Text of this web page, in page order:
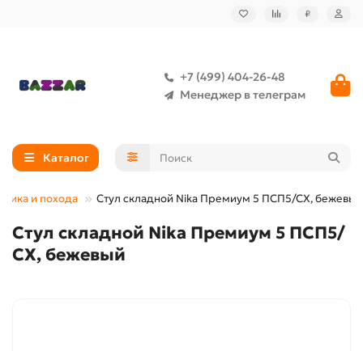
₽
+7 (499) 404-26-48
Менеджер в телеграм
Каталог
и похода Стул складной Nika Премиум 5 ПСП5/СХ, бежевый
Стул складной Nika Премиум 5 ПСП5/
СХ, бежевый